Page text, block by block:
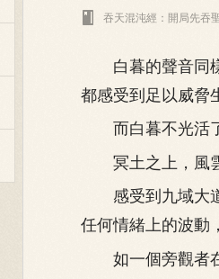
 吞天混沌經：開局先吞
白暮的聲音同樣
都感受到足以威脅
而白暮不光活了
冥土之上，風雲
感受到九域大道
任何情緒上的波動
如一個旁觀者在